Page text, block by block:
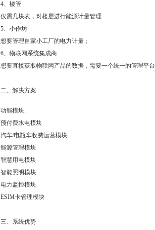
4、楼管
仅需几块表，对楼层进行能源计量管理
5、小作坊
想要管理自家小工厂的电力计量；
6、物联网系统集成商
想要直接获取物联网产品的数据，需要一个统一的管理平台
二、解决方案
功能模块:
预付费水电模块
汽车/电瓶车收费运营模块
能源管理模块
智慧用电模块
智能照明模块
电力监控模块
ESIM卡管理模块
三、系统优势